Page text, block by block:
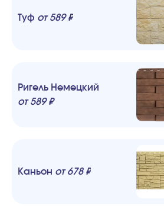
Туф от589₽
Ригель Немецкий
от589₽
Каньон от678₽